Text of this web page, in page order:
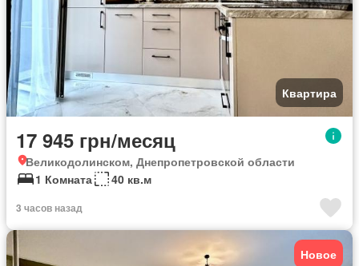
Квартира
17 945 грн/месяц
Великодолинском, Днепропетровской области
1 Комната
40 кв.м
3 часов назад
Новое